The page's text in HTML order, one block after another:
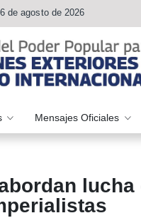
de agosto de 2026
Mensajes Oficiales